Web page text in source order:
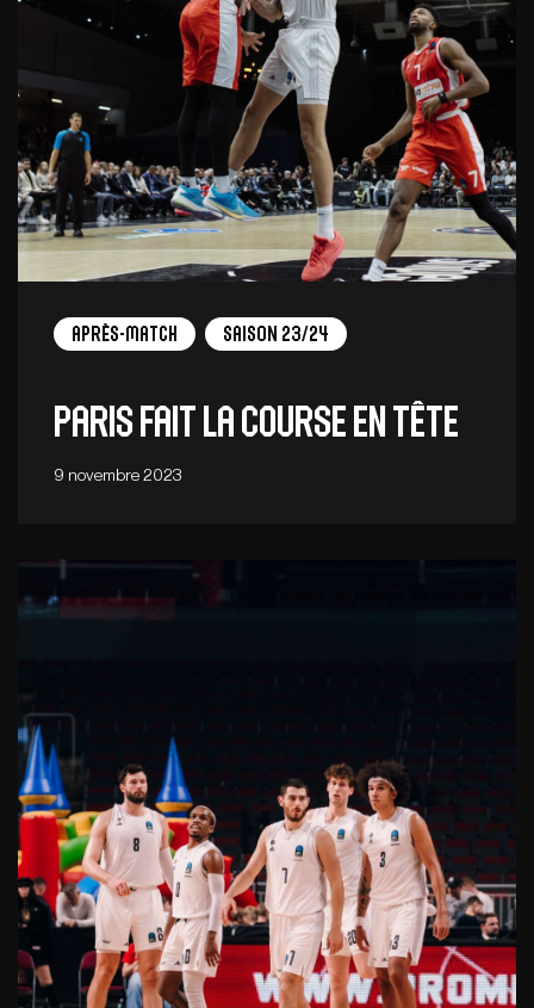
Après-match Saison 23/24
Paris fait la course en tête
9 novembre 2023